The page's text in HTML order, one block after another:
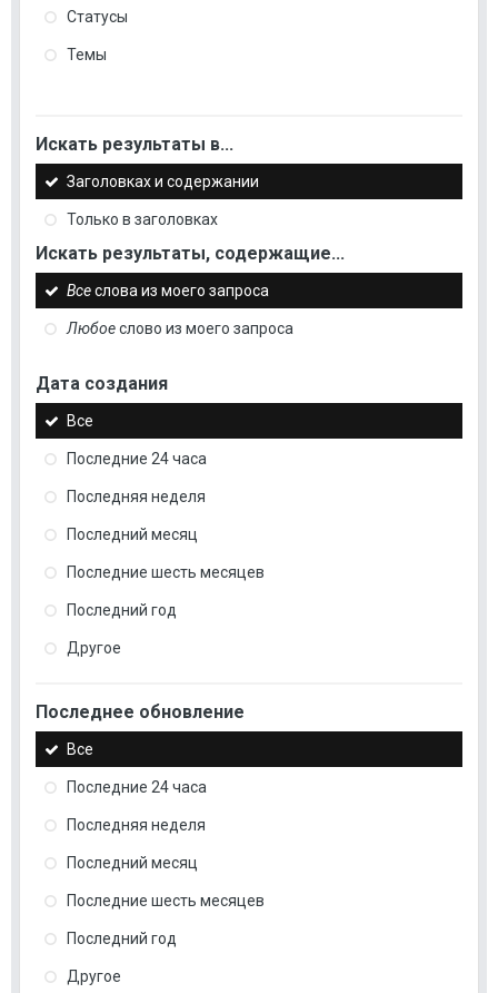
Статусы
Темы
Искать результаты в...
Заголовках и содержании
Только в заголовках
Искать результаты, содержащие...
Всеслова из моего запроса
Любоеслово из моего запроса
Дата создания
Все
Последние 24 часа
Последняя неделя
Последний месяц
Последние шесть месяцев
Последний год
Другое
Последнее обновление
Все
Последние 24 часа
Последняя неделя
Последний месяц
Последние шесть месяцев
Последний год
Другое